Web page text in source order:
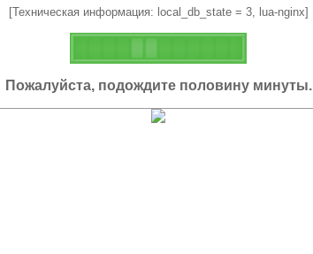
[Техническая информация: local_db_state = 3, lua-nginx]
Пожалуйста, подождите половину минуты.